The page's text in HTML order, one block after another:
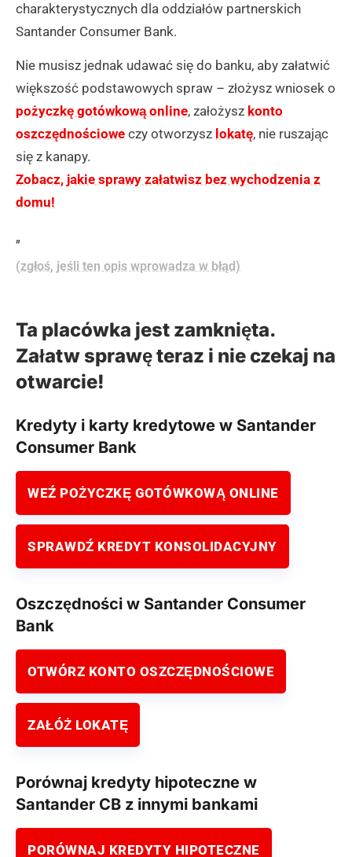
charakterystycznych dla oddziałów partnerskich
Santander Consumer Bank.
Nie musisz jednak udawać się do banku, aby załatwić
większość podstawowych spraw – złożysz wniosek o
pożyczkę gotówkową online, założysz konto
oszczędnościowe czy otworzysz lokatę, nie ruszając
się z kanapy.
Zobacz, jakie sprawy załatwisz bez wychodzenia z
domu!
„
(zgłoś, jeśli ten opis wprowadza w błąd)
Ta placówka jest zamknięta.
Załatw sprawę teraz i nie czekaj na
otwarcie!
Kredyty i karty kredytowe w Santander
Consumer Bank
WEŹ POŻYCZKĘ GOTÓWKOWĄ ONLINE
SPRAWDŹ KREDYT KONSOLIDACYJNY
Oszczędności w Santander Consumer
Bank
OTWÓRZ KONTO OSZCZĘDNOŚCIOWE
ZAŁÓŻ LOKATĘ
Porównaj kredyty hipoteczne w
Santander CB z innymi bankami
PORÓWNAJ KREDYTY HIPOTECZNE